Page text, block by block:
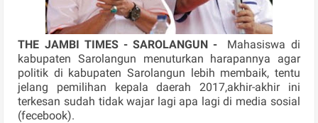
THE JAMBI TIMES - SAROLANGUN -
Mahasiswa di
kabupaten Sarolangun menuturkan harapannya agar
politik di kabupaten Sarolangun lebih membaik, tentu
jelang pemilihan kepala daerah 2017,akhir-akhir ini
terkesan sudah tidak wajar lagi apa lagi di media sosial
(fecebook).